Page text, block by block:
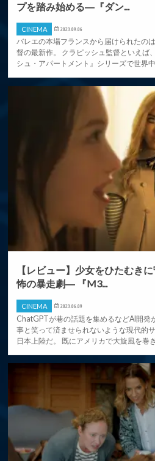
プを踏み始める―『ダン...
CINEMA 2023.09.06
バレエの本場フランスから届けられたの
督の最新作。 クラピッシュ監督といえば
シュ・アパートメント』シリーズで世界
【レビュー】少女をひたむき
怖の暴走劇― 『M3...
CINEMA 2023.06.09
ChatGPTが巷の話題を集めるなどAI開発
事と笑って済ませられないような現代的
日本上陸だ。 既にアメリカで大旋風を巻